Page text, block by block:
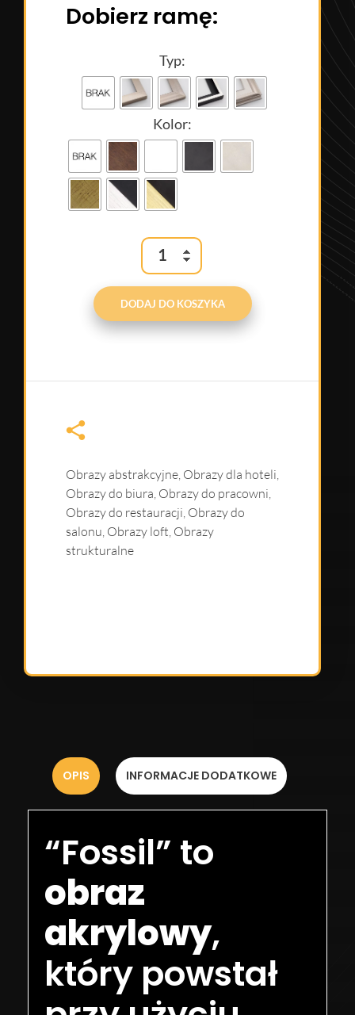
Dobierz ramę:
Typ:
Kolor:
DODAJ DO KOSZYKA
Obrazy abstrakcyjne, Obrazy dla hoteli,
Obrazy do biura, Obrazy do pracowni,
Obrazy do restauracji, Obrazy do
salonu, Obrazy loft, Obrazy
strukturalne
OPIS INFORMACJE DODATKOWE
“Fossil” to
obraz
akrylowy,
który powstał